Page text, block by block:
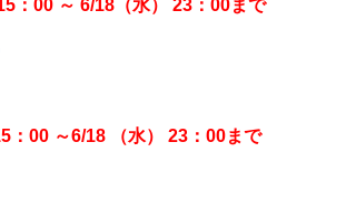
：00 ～ 6/18（水） 23：00まで
：00 ～6/18 （水） 23：00まで